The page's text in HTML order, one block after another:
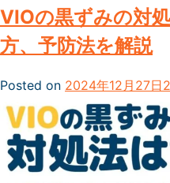
VIOの黒ずみの対
方、予防法を解説
Posted on 2024年12月27日